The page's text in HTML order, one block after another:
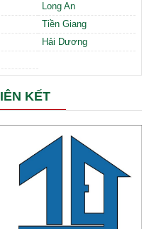
Long An
Tiền Giang
Hải Dương
KẾT